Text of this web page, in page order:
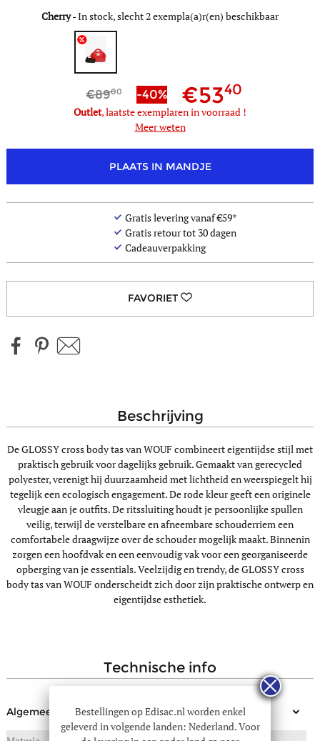
Cherry-In stock, slecht 2 exempla(a)r(en) beschikbaar
8900 -40% 5340
Outlet, laatste exemplaren in voorraad !
Meer weten
PLAATS IN MANDJE
Gratis levering vanaf €59*
Gratis retour tot 30 dagen
Cadeauverpakking
beschrijving
De GLOSSY cross body tas van WOUF combineert eigentijdse stijl met
praktisch gebruik voor dagelijks gebruik. Gemaakt van gerecycled
polyester, verenigt hij duurzaamheid met lichtheid en weerspiegelt hij
tegelijk een ecologisch engagement. De rode kleur geeft een originele
vleugje aan je outfits. De ritssluiting houdt je persoonlijke spullen
veilig, terwijl de verstelbare en afneembare schouderriem een
comfortabele draagwijze over de schouder mogelijk maakt. Binnenin
zorgen een hoofdvak en een eenvoudig vak voor een georganiseerde
opberging van je essentials. Veelzijdig en trendy, de GLOSSY cross
body tas van WOUF onderscheidt zich door zijn praktische ontwerp en
eigentijdse esthetiek.
technische info
Algemeen
Bestellingen op Edisac.nl worden enkel
geleverd in volgende landen: Nederland. Voor